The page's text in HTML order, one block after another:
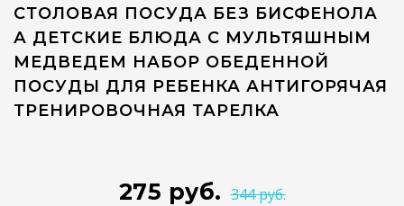
СТОЛОВАЯ ПОСУДА БЕЗ БИСФЕНОЛА
А ДЕТСКИЕ БЛЮДА С МУЛЬТЯШНЫМ
МЕДВЕДЕМ НАБОР ОБЕДЕННОЙ
ПОСУДЫ ДЛЯ РЕБЕНКА АНТИГОРЯЧАЯ
ТРЕНИРОВОЧНАЯ ТАРЕЛКА
275 руб. 344 руб.